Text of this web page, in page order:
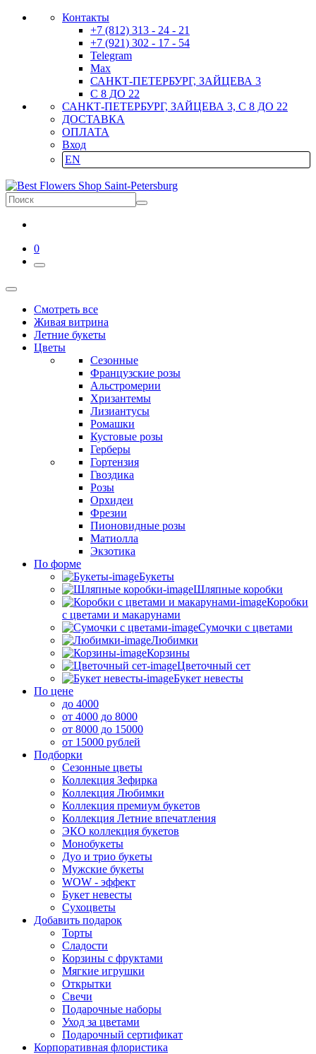
Контакты
+7 (812) 313 - 24 - 21
+7 (921) 302 - 17 - 54
Telegram
Max
САНКТ-ПЕТЕРБУРГ, ЗАЙЦЕВА 3
С 8 ДО 22
САНКТ-ПЕТЕРБУРГ, ЗАЙЦЕВА 3, С 8 ДО 22
ДОСТАВКА
ОПЛАТА
Вход
EN
0
Смотреть все
Живая витрина
Летние букеты
Цветы
Сезонные
Французские розы
Альстромерии
Хризантемы
Лизиантусы
Ромашки
Кустовые розы
Герберы
Гортензия
Гвоздика
Розы
Орхидеи
Фрезии
Пионовидные розы
Матиолла
Экзотика
По форме
Букеты
Шляпные коробки
Коробки
с цветами и макарунами
Сумочки с цветами
Любимки
Корзины
Цветочный сет
Букет невесты
По цене
до 4000
от 4000 до 8000
от 8000 до 15000
от 15000 рублей
Подборки
Сезонные цветы
Коллекция Зефирка
Коллекция Любимки
Коллекция премиум букетов
Коллекция Летние впечатления
ЭКО коллекция букетов
Монобукеты
Дуо и трио букеты
Мужские букеты
WOW - эффект
Букет невесты
Сухоцветы
Добавить подарок
Торты
Сладости
Корзины с фруктами
Мягкие игрушки
Открытки
Свечи
Подарочные наборы
Уход за цветами
Подарочный сертификат
Корпоративная флористика